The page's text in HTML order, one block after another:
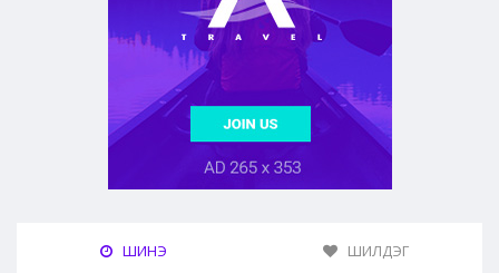
ШИНЭ ШИЛДЭГ